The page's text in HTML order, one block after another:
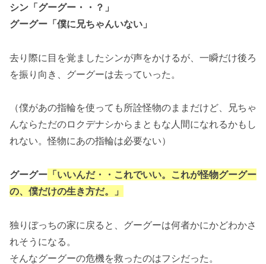
シン「グーグー・・？」
グーグー「僕に兄ちゃんいない」
去り際に目を覚ましたシンが声をかけるが、一瞬だけ後ろ
を振り向き、グーグーは去っていった。
（僕があの指輪を使っても所詮怪物のままだけど、兄ちゃ
んならただのロクデナシからまともな人間になれるかもし
れない。怪物にあの指輪は必要ない）
グーグー 「いいんだ・・これでいい。これが怪物グーグー
の、僕だけの生き方だ。」
独りぼっちの家に戻ると、グーグーは何者かにかどわかさ
れそうになる。
そんなグーグーの危機を救ったのはフシだった。